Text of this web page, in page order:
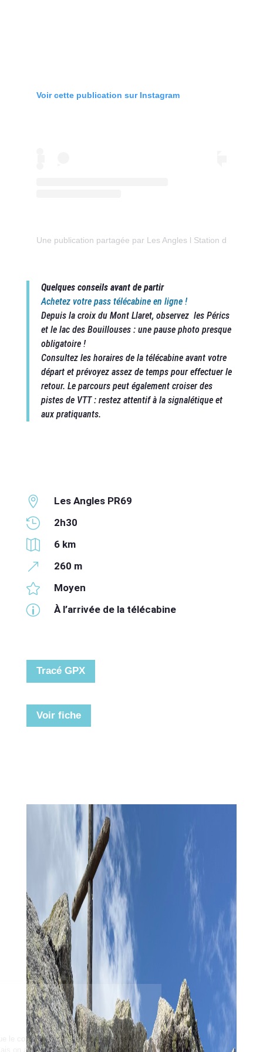
Salut c'est nous...
les Cookies !
On a attendu d'être sûrs que le contenu de ce site vous intéresse
avant de vous déranger, mais on aimerait bien vous accompagner
Voir cette publication sur Instagram
Une publication partagée par Les Angles l Station de
Quelques conseils avant de partir
Achetez votre pass télécabine en ligne !
Depuis la croix du Mont Llaret, observez les Pérics
et le lac des Bouillouses : une pause photo presque
obligatoire !
Consultez les horaires de la télécabine avant votre
départ et prévoyez assez de temps pour effectuer le
retour. Le parcours peut également croiser des
pistes de VTT : restez attentif à la signalétique et
aux pratiquants.
 Les Angles PR69
 2h30
 6 km
& 260 m
 Moyen
p À l’arrivée de la télécabine
Tracé GPX
Voir fiche